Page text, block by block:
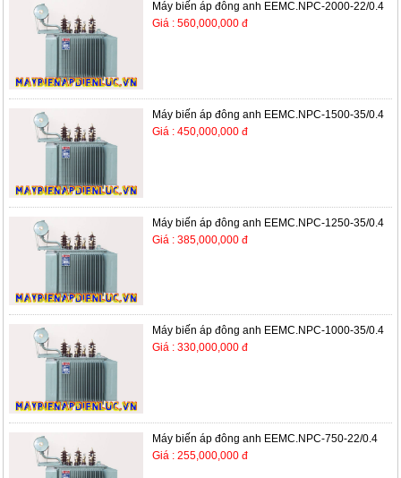
Máy biến áp đông anh EEMC.NPC-2000-22/0.4
Giá : 560,000,000 đ
Máy biến áp đông anh EEMC.NPC-1500-35/0.4
Giá : 450,000,000 đ
Máy biến áp đông anh EEMC.NPC-1250-35/0.4
Giá : 385,000,000 đ
Máy biến áp đông anh EEMC.NPC-1000-35/0.4
Giá : 330,000,000 đ
Máy biến áp đông anh EEMC.NPC-750-22/0.4
Giá : 255,000,000 đ